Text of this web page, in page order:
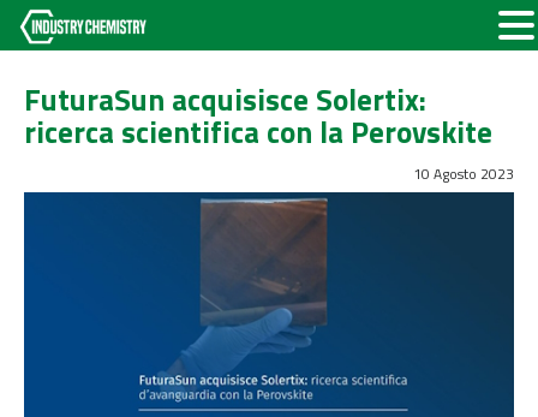
FuturaSun acquisisce Solertix:
ricerca scientifica con la Perovskite
10 Agosto 2023